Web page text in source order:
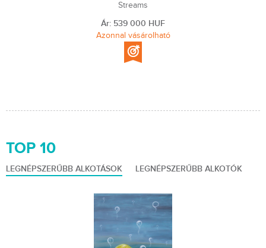
Streams
Ár: 539 000 HUF
Azonnal vásárolható
TOP 10
LEGNÉPSZERŰBB ALKOTÁSOK LEGNÉPSZERŰBB ALKOTÓK